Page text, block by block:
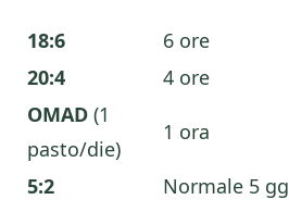
18:6
6 ore
20:4
4 ore
OMAD (1
pasto/die)
1 ora
5:2 Normale 5 gg